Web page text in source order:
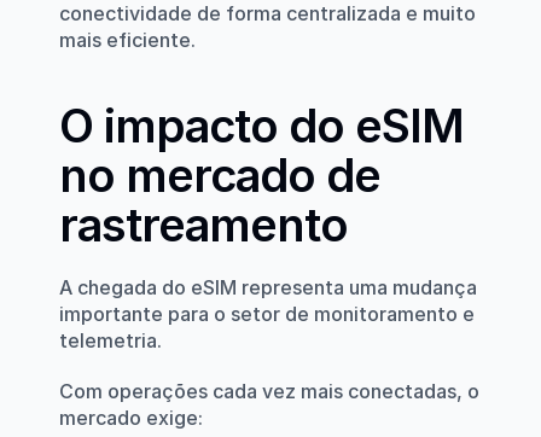
conectividade de forma centralizada e muito
mais eficiente.
O impacto do eSIM
no mercado de
rastreamento
A chegada do eSIM representa uma mudança
importante para o setor de monitoramento e
telemetria.
Com operações cada vez mais conectadas, o
mercado exige: